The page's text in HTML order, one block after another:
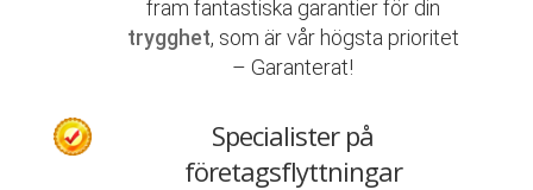
fram fantastiska garantier för din
trygghet, som är vår högsta prioritet
– Garanterat!
Specialister på
företagsflyttningar